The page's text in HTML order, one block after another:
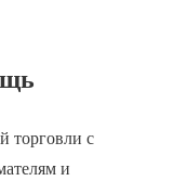
торговли с
и